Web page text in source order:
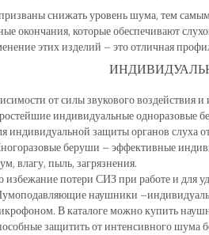
снижать уровень шума, тем
окончания, которые обеспечивают
этих изделий – это отличная
от силы звукового
индивидуальные одноразовые
индивидуальной защиты органов слуха
беруши – эффективные
влагу, пыль, загрязнения.
избежание потери СИЗ при работе и для
наушники
В каталоге можно купить
защитить от интенсивного шума